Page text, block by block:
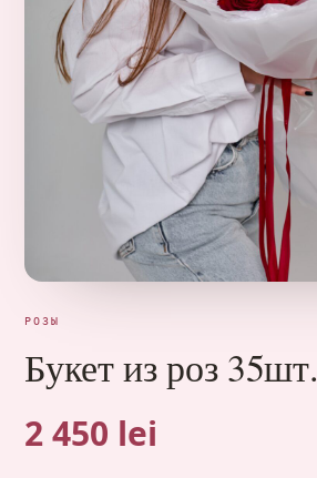
РОЗЫ
Букет из роз 35шт.
2 450 lei